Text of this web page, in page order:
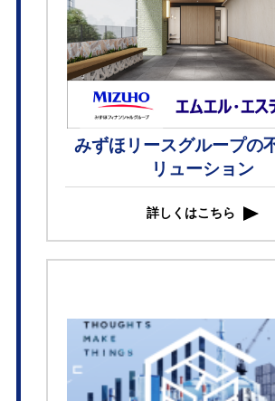
みずほリースグループの
リューション
詳しくはこちら